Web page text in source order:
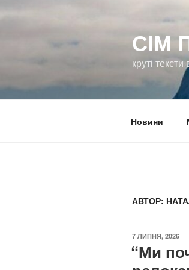
до
СІМ
круті
Новини
АВТОР:
ОПУБЛІКОВАНО
7 ЛИПНЯ, 2026
“Ми